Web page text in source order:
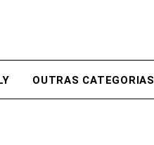
OUTRAS CATEGORIAS